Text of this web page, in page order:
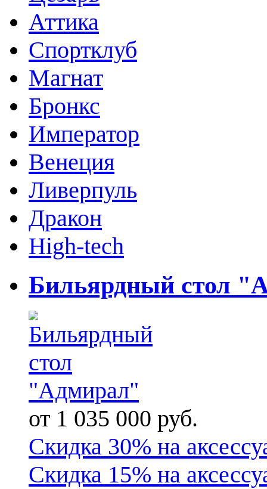
Аттика
Спортклуб
Магнат
Бронкс
Император
Венеция
Ливерпуль
Дракон
High-tech
Бильярдный стол
от 1 035 000 руб.
Скидка 30% на
Скидка 15% на